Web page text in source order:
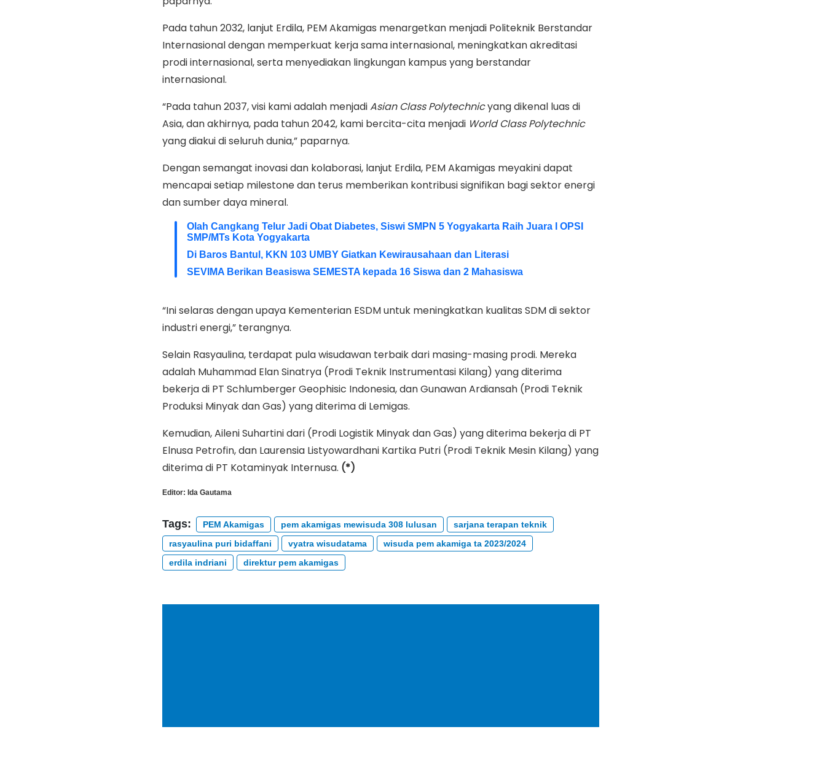
Pada tahun 2032, lanjut Erdila, PEM Akamigas menargetkan menjadi Politeknik Berstandar
Internasional dengan memperkuat kerja sama internasional, meningkatkan akreditasi
prodi internasional, serta menyediakan lingkungan kampus yang berstandar
internasional.
“Pada tahun 2037, visi kami adalah menjadiAsian Class Polytechnicyang dikenal luas di
Asia, dan akhirnya, pada tahun 2042, kami bercita-cita menjadi World Class Polytechnic
yang diakui di seluruh dunia,” paparnya.
Dengan semangat inovasi dan kolaborasi, lanjut Erdila, PEM Akamigas meyakini dapat
mencapai setiap milestone dan terus memberikan kontribusi signifikan bagi sektor energi
dan sumber daya mineral.
Olah Cangkang Telur Jadi Obat Diabetes, Siswi SMPN 5 Yogyakarta Raih Juara I OPSI
SMP/MTs Kota Yogyakarta
Di Baros Bantul, KKN 103 UMBY Giatkan Kewirausahaan dan Literasi
SEVIMA Berikan Beasiswa SEMESTA kepada 16 Siswa dan 2 Mahasiswa
“Ini selaras dengan upaya Kementerian ESDM untuk meningkatkan kualitas SDM di sektor
industri energi,” terangnya.
Selain Rasyaulina, terdapat pula wisudawan terbaik dari masing-masing prodi. Mereka
adalah Muhammad Elan Sinatrya (Prodi Teknik Instrumentasi Kilang) yang diterima
bekerja di PT Schlumberger Geophisic Indonesia, dan Gunawan Ardiansah (Prodi Teknik
Produksi Minyak dan Gas) yang diterima di Lemigas.
Kemudian, Aileni Suhartini dari (Prodi Logistik Minyak dan Gas) yang diterima bekerja di PT
Elnusa Petrofin, dan Laurensia Listyowardhani Kartika Putri (Prodi Teknik Mesin Kilang) yang
diterima di PT Kotaminyak Internusa. (*)
Editor: Ida Gautama
Tags: PEM Akamigas pem akamigas mewisuda 308 lulusan
sarjana terapan teknik
rasyaulina puri bidaffani
vyatra wisudatama
wisuda pem akamiga ta 2023/2024
erdila indriani
direktur pem akamigas